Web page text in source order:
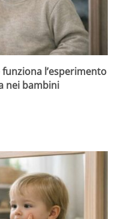
l’esperimento
nei bambini